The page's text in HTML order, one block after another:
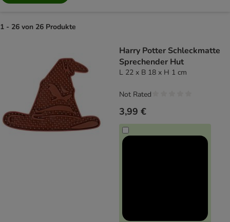
1 - 26 von 26 Produkte
Harry Potter Schleckmatte
Sprechender Hut
L 22 x B 18 x H 1 cm
3,99 €
Not Rated